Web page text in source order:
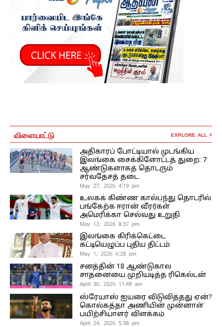
விளையாட்டு EXPLORE ALL
அதிகாரப் போட்டியால் முடங்கிய
இலங்கை சைக்கிளோட்டத் துறை: 7
ஆண்டுகளாகத் தொடரும்
சர்வதேசத் தடை
May 27, 2026 4:19 pm
உலகக் கிண்ண கால்பந்து தொடரில்
பங்கேற்க ஈரான் வீரர்கள்
அமெரிக்கா செல்வது உறுதி
May 12, 2026 8:37 pm
இலங்கை கிரிக்கெட்டை
கட்டியெழுப்ப புதிய திட்டம்
May 1, 2026 6:28 pm
சனத்தின் 18 ஆண்டுகால
சாதனையை முறியடித்த ரிகெல்டன்
April 30, 2026 11:49 am
ஸ்ரேயாஸ் ஐயரை விடுவித்தது ஏன்?
கொல்கத்தா அணியின் முன்னாள்
பயிற்சியாளர் விளக்கம்
April 24, 2026 5:38 pm